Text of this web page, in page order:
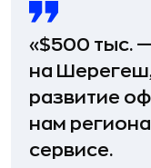
«$500 тыс.
на
развитие
нам
сервисе.